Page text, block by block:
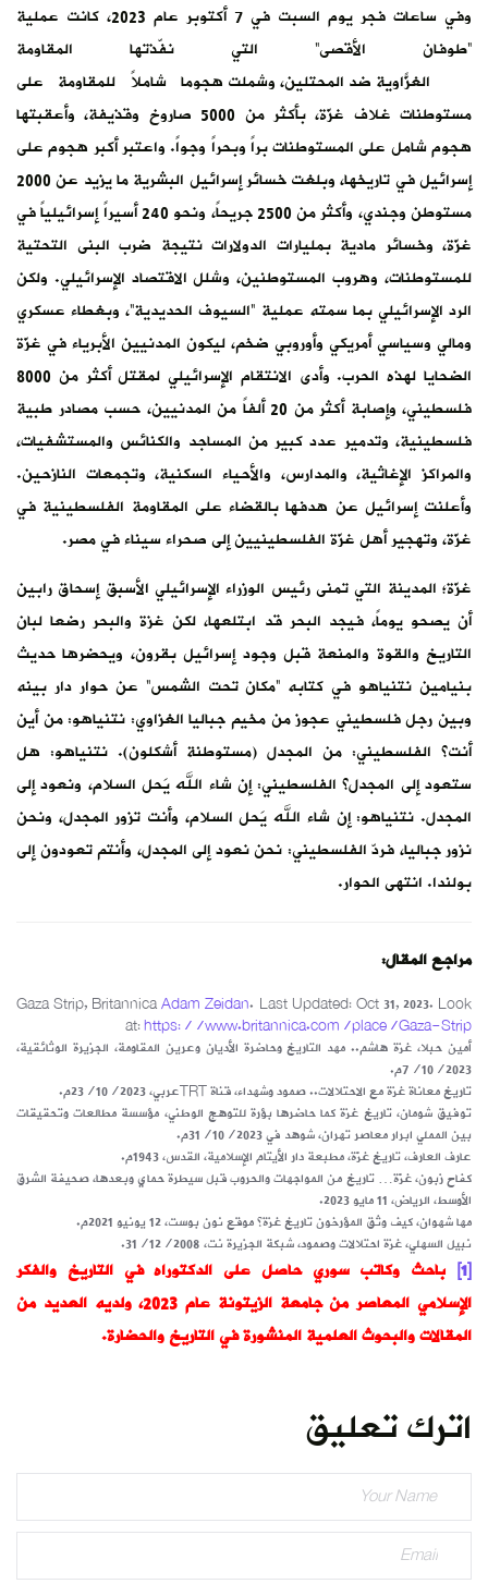
وفي ساعات فجر يوم السبت في 7 أكتوبر عام 2023، كانت عملية
“طوفان الأقصى” التي نفّذتها المقاومة
الغزّاوية ضد المحتلين، وشملت هجوماً شاملاً للمقاومة على
مستوطنات غلاف غزّة، بأكثر من 5000 صاروخ وقذيفة، وأعقبتها
هجوم شامل على المستوطنات براً وبحراً وجواً. واعتبر أكبر هجوم على
إسرائيل في تاريخها، وبلغت خسائر إسرائيل البشرية ما يزيد عن 2000
مستوطن وجندي، وأكثر من 2500 جريحاً، ونحو 240 أسيراً إسرائيلياً في
غزّة، وخسائر مادية بمليارات الدولارات نتيجة ضرب البنى التحتية
للمستوطنات، وهروب المستوطنين، وشلل الاقتصاد الإسرائيلي. ولكن
الرد الإسرائيلي بما سمته عملية “السيوف الحديدية”، وبغطاء عسكري
ومالي وسياسي أمريكي وأوروبي ضخم، ليكون المدنيين الأبرياء في غزّة
الضحايا لهذه الحرب. وأدى الانتقام الإسرائيلي لمقتل أكثر من 8000
فلسطيني، وإصابة أكثر من 20 ألفاً من المدنيين، حسب مصادر طبية
فلسطينية، وتدمير عدد كبير من المساجد والكنائس والمستشفيات،
والمراكز الإغاثية، والمدارس، والأحياء السكنية، وتجمعات النازحين.
وأعلنت إسرائيل عن هدفها بالقضاء على المقاومة الفلسطينية في
غزّة، وتهجير أهل غزّة الفلسطينيين إلى صحراء سيناء في مصر.
غزّة؛ المدينة التي تمنى رئيس الوزراء الإسرائيلي الأسبق إسحاق رابين
أن يصحو يوماً، فيجد البحر قد ابتلعها، لكن غزة والبحر رضعا لبان
التاريخ والقوة والمنعة قبل وجود إسرائيل بقرون، ويحضرها حديث
بنيامين نتنياهو في كتابه “مكان تحت الشمس” عن حوار دار بينه
وبين رجل فلسطيني عجوز من مخيم جباليا الغزاوي: نتنياهو: من أين
أنت؟ الفلسطيني: من المجدل (مستوطنة أشكلون). نتنياهو: هل
ستعود إلى المجدل؟ الفلسطيني: إن شاء الله يَحل السلام، ونعود إلى
المجدل. نتنياهو: إن شاء الله يَحل السلام، وأنت تزور المجدل، ونحن
نزور جباليا، فردّ الفلسطيني: نحن نعود إلى المجدل، وأنتم تعودون إلى
بولندا. انتهى الحوار.
مراجع المقال:
Gaza Strip, BritannicaAdam Zeidan. Last Updated: Oct 31, 2023. Look
at:https://www.britannica.com/place/Gaza-Strip
أمين حبلا، غزة هاشم.. مهد التاريخ وحاضرة الأديان وعرين المقاومة، الجزيرة الوثائقية،
7/10/2023م.
تاريخ معاناة غزة مع الاحتلالات.. صمود وشهداء، قناة TRTعربي، 23/10/2023م.
توفيق شومان، تاريخ غزة كما حاضرها بؤرة للتوهج الوطني، مؤسسة مطالعات وتحقيقات
بين المملي ابرار معاصر تهران، شوهد في 31/10/2023م.
عارف العارف، تاريخ غزّة، مطبعة دار الأيتام الإسلامية، القدس، 1943م.
كفاح زبون، غزّة… تاريخ من المواجهات والحروب قبل سيطرة حماي وبعدها، صحيفة الشرق
الأوسط، الرياض، 11 مايو 2023.
مها شهوان، كيف وثق المؤرخون تاريخ غزة؟ موقع نون بوست، 12 يونيو 2021م.
نبيل السهلي، غزة احتلالات وصمود، شبكة الجزيرة نت، 31/12/2008.
[1]
باحث وكاتب سوري حاصل على الدكتوراه في التاريخ والفكر
الإسلامي المعاصر من جامعة الزيتونة عام 2023، ولديه العديد من
المقالات والبحوث العلمية المنشورة في التاريخ والحضارة.
اترك تعليق